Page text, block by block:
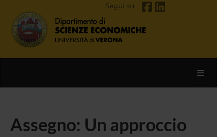
Segui su
Assegno: Un approccio